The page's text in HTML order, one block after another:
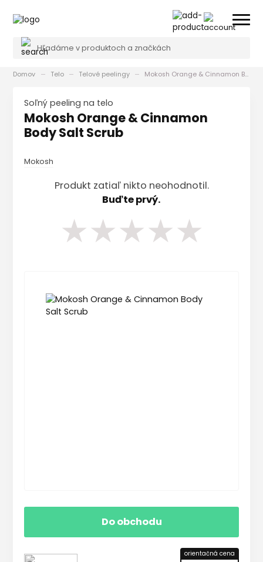
Domov Telo Telové peelingy Mokosh Orange & Cinnamon Body Salt Scrub
Soľný peeling na telo
Mokosh Orange & Cinnamon
Body Salt Scrub
Mokosh
Produkt zatiaľ nikto neohodnotil.
Buďte prvý.
★★★★★
Do obchodu
orientačná cena